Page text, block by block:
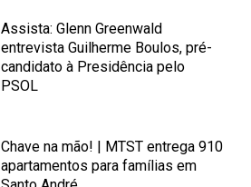
Assista: Glenn Greenwald
entrevista Guilherme Boulos, pré-
candidato à Presidência pelo
PSOL
Chave na mão! | MTST entrega 910
apartamentos para famílias em